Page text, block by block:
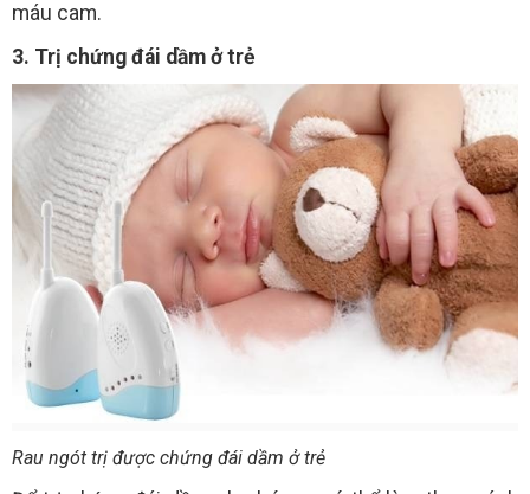
máu cam.
3. Trị chứng đái dầm ở trẻ
Rau ngót trị được chứng đái dầm ở trẻ